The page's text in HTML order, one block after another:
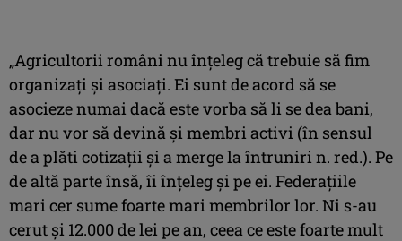
„Agricultorii români nu înţeleg că trebuie să fim
organizaţi şi asociaţi. Ei sunt de acord să se
asocieze numai dacă este vorba să li se dea bani,
dar nu vor să devină şi membri activi (în sensul
de a plăti cotizaţii şi a merge la întruniri n. red.). Pe
de altă parte însă, îi înţeleg şi pe ei. Federaţiile
mari cer sume foarte mari membrilor lor. Ni s-au
cerut şi 12.000 de lei pe an, ceea ce este foarte mult